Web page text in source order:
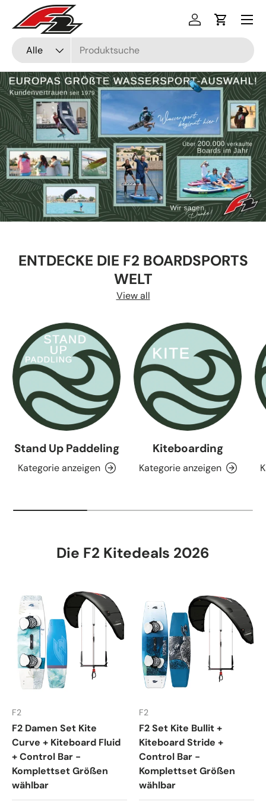
Direkt zum Inhalt
Suchen
Art
Alle
Einloggen
Menü
ENTDECKE DIE F2 BOARDSPORTS
WELT
View all
Stand Up Paddeling
Kategorie anzeigen
Kiteboarding
Kategorie anzeigen
Die F2 Kitedeals 2026
F2
F2 Damen Set Kite
Curve + Kiteboard Fluid
+ Control Bar -
Komplettset Größen
wählbar
F2
F2 Set Kite Bullit +
Kiteboard Stride +
Control Bar -
Komplettset Größen
wählbar